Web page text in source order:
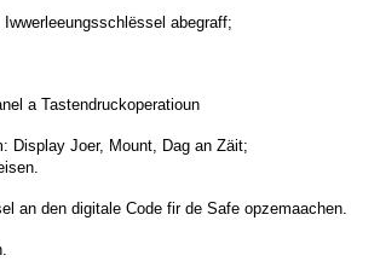
abegraff;
a Tastendruckoperatioun
Display Joer, Mount, Dag an Zäit;
an den digitale Code fir de Safe opzemaachen.